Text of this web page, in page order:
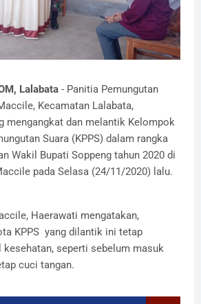
Lalabata - Panitia Pemungutan
Kecamatan Lalabata,
mengangkat dan melantik Kelompok
Suara (KPPS) dalam rangka
Wakil Bupati Soppeng tahun 2020 di
pada Selasa (24/11/2020) lalu.
Haerawati mengatakan,
KPPS yang dilantik ini tetap
seperti sebelum masuk
cuci tangan.